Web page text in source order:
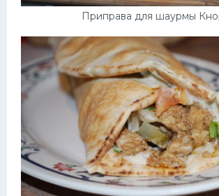
Приправа для шаурмы